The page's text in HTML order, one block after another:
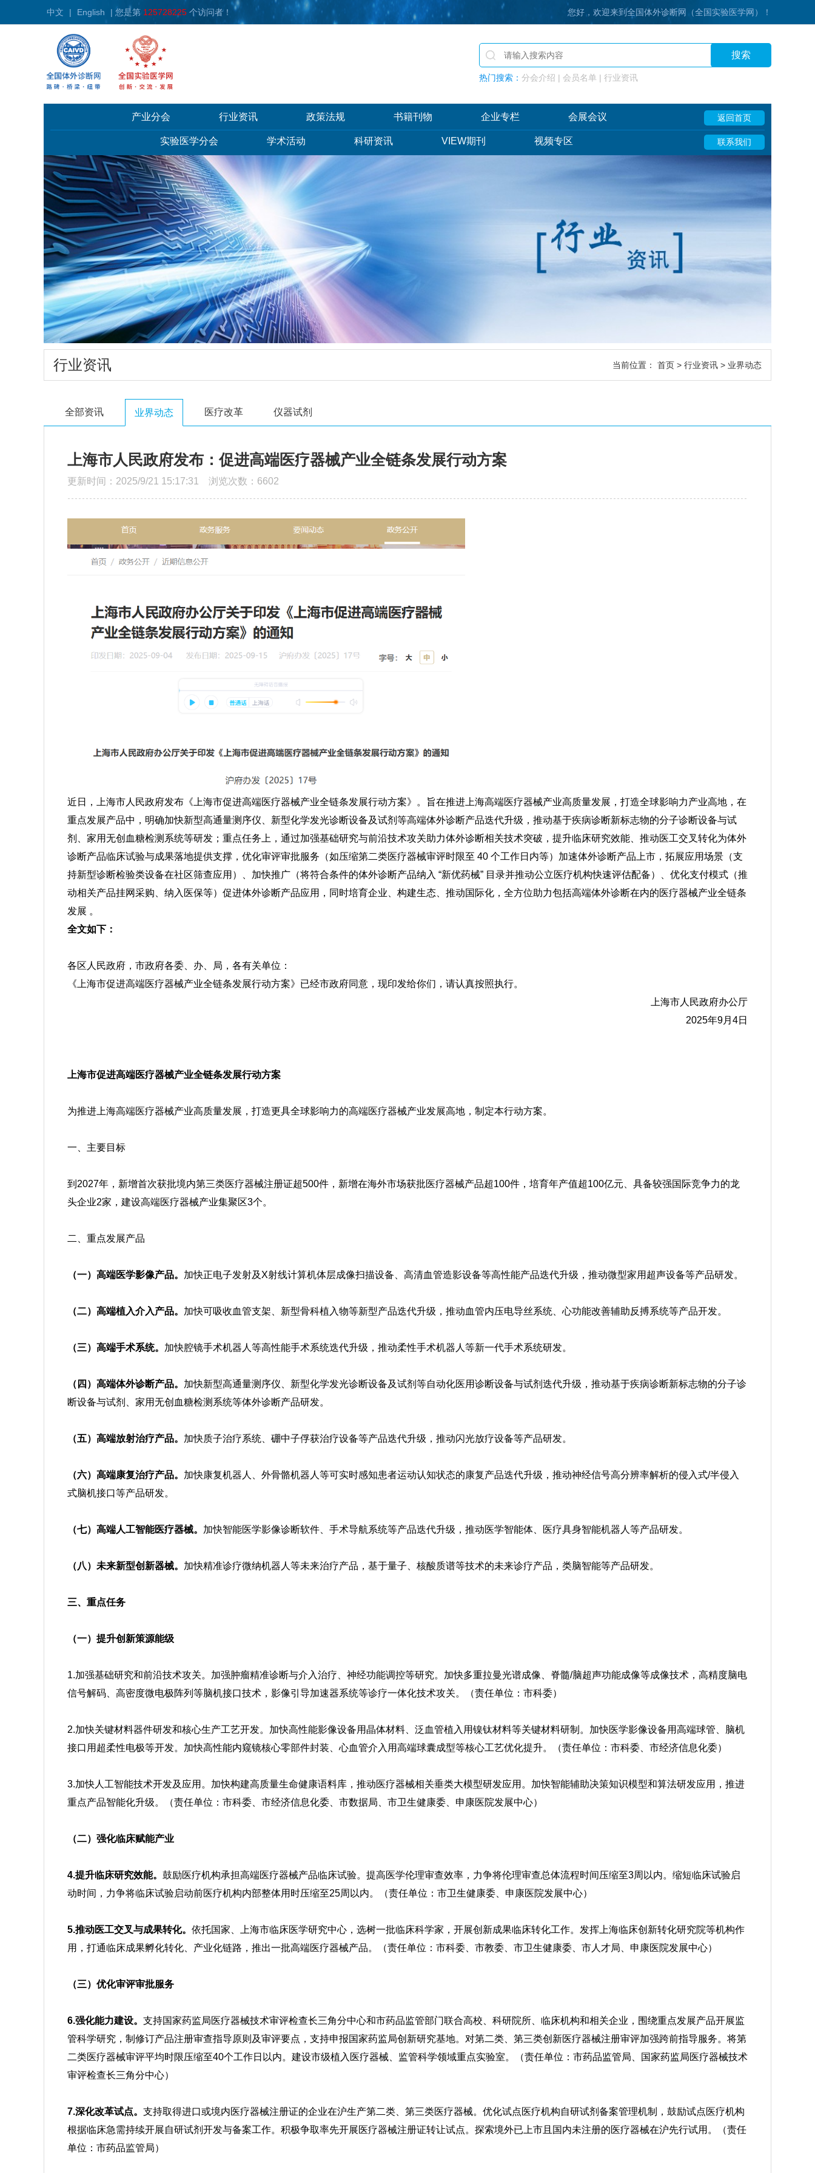
中文 | English | 您是第 125728225 个访问者！ 您好，欢迎来到全国体外诊断网（全国实验医学网）！
搜索
热门搜索： 分会介绍 | 会员名单 | 行业资讯
产业分会 行业资讯 政策法规 书籍刊物 企业专栏 会展会议 返回首页
实验医学分会 学术活动 科研资讯 VIEW期刊 视频专区 联系我们
行业资讯 当前位置： 首页 > 行业资讯 > 业界动态
全部资讯 业界动态 医疗改革 仪器试剂
上海市人民政府发布：促进高端医疗器械产业全链条发展行动方案
更新时间：2025/9/21 15:17:31 浏览次数：6602
近日，上海市人民政府发布《上海市促进高端医疗器械产业全链条发展行动方案》。旨在推进上海高端医疗器械产业高质量发展，打造全球影响力产业高地，在
重点发展产品中，明确加快新型高通量测序仪 、新型化学发光诊断设备及试剂等高端体外诊断产品迭代升级，推动基于疾病诊断新标志物的分子诊断设备与试
剂、家用无创血糖检测系统等研发；重点任务上，通过加强基础研究与前沿技术攻关助力体外诊断相关技术突破，提升临床研究效能、推动医工交叉转化为体外
诊断产品临床试验与成果落地提供支撑，优化审评审批服务（如压缩第二类医疗器械审评时限至 40 个工作日内等）加速体外诊断产品上市，拓展应用场景（支
持新型诊断检验类设备在社区筛查应用）、加快推广（将符合条件的体外诊断产品纳入 “新优药械” 目录并推动公立医疗机构快速评估配备）、优化支付模式（推
动相关产品挂网采购、纳入医保等）促进体外诊断产品应用，同时培育企业、构建生态、推动国际化，全方位助力包括高端体外诊断在内的医疗器械产业全链条
发展 。
全文如下：
各区人民政府，市政府各委、办、局，各有关单位：
《上海市促进高端医疗器械产业全链条发展行动方案》已经市政府同意，现印发给你们，请认真按照执行。
上海市人民政府办公厅
2025年9月4日
上海市促进高端医疗器械产业全链条发展行动方案
为推进上海高端医疗器械产业高质量发展，打造更具全球影响力的高端医疗器械产业发展高地，制定本行动方案。
一、主要目标
到2027年，新增首次获批境内第三类医疗器械注册证超500件，新增在海外市场获批医疗器械产品超100件，培育年产值超100亿元、具备较强国际竞争力的龙
头企业2家，建设高端医疗器械产业集聚区3个。
二、重点发展产品
（一） 高端医学影像产品。 加快正电子发射及X射线计算机体层成像扫描设备、高清血管造影设备等高性能产品迭代升级，推动微型家用超声设备等产品研发。
（二）高端植入介入产品。 加快可吸收血管支架、新型骨科植入物等新型产品迭代升级，推动血管内压电导丝系统、心功能改善辅助反搏系统等产品开发。
（三）高端手术系统。 加快腔镜手术机器人等高性能手术系统迭代升级，推动柔性手术机器人等新一代手术系统研发。
（四）高端体外诊断产品。 加快新型高通量测序仪、新型化学发光诊断设备及试剂等自动化医用诊断设备与试剂迭代升级，推动基于疾病诊断新标志物的分子诊
断设备与试剂、家用无创血糖检测系统等体外诊断产品研发。
（五）高端放射治疗产品。 加快质子治疗系统、硼中子俘获治疗设备等产品迭代升级，推动闪光放疗设备等产品研发。
（六）高端康复治疗产品。 加快康复机器人、外骨骼机器人等可实时感知患者运动认知状态的康复产品迭代升级，推动神经信号高分辨率解析的侵入式/半侵入
式脑机接口等产品研发。
（七）高端人工智能医疗器械。 加快智能医学影像诊断软件、手术导航系统等产品迭代升级，推动医学智能体、医疗具身智能机器人等产品研发。
（八）未来新型创新器械。 加快精准诊疗微纳机器人等未来治疗产品，基于量子、核酸质谱等技术的未来诊疗产品，类脑智能等产品研发。
三、重点任务
（一）提升创新策源能级
1.加强基础研究和前沿技术攻关。加强肿瘤精准诊断与介入治疗、神经功能调控等研究。加快多重拉曼光谱成像、脊髓/脑超声功能成像等成像技术，高精度脑电
信号解码、高密度微电极阵列等脑机接口技术，影像引导加速器系统等诊疗一体化技术攻关。（责任单位：市科委）
2.加快关键材料器件研发和核心生产工艺开发。加快高性能影像设备用晶体材料、泛血管植入用镍钛材料等关键材料研制。加快医学影像设备用高端球管、脑机
接口用超柔性电极等开发。加快高性能内窥镜核心零部件封装、心血管介入用高端球囊成型等核心工艺优化提升。（责任单位：市科委、市经济信息化委）
3.加快人工智能技术开发及应用。加快构建高质量生命健康语料库，推动医疗器械相关垂类大模型研发应用。加快智能辅助决策知识模型和算法研发应用，推进
重点产品智能化升级。（责任单位：市科委、市经济信息化委、市数据局、市卫生健康委、申康医院发展中心）
（二）强化临床赋能产业
4.提升临床研究效能。 鼓励医疗机构承担高端医疗器械产品临床试验。提高医学伦理审查效率，力争将伦理审查总体流程时间压缩至3周以内。缩短临床试验启
动时间，力争将临床试验启动前医疗机构内部整体用时压缩至25周以内。（责任单位：市卫生健康委、申康医院发展中心）
5.推动医工交叉与成果转化。 依托国家、上海市临床医学研究中心，选树一批临床科学家，开展创新成果临床转化工作。发挥上海临床创新转化研究院等机构作
用，打通临床成果孵化转化、产业化链路，推出一批高端医疗器械产品。（责任单位：市科委、市教委、市卫生健康委、市人才局、申康医院发展中心）
（三）优化审评审批服务
6.强化能力建设。 支持国家药监局医疗器械技术审评检查长三角分中心和市药品监管部门联合高校、科研院所、临床机构和相关企业，围绕重点发展产品开展监
管科学研究 ，制修订产品注册审查指导原则及审评要点，支持申报国家药监局创新研究基地。对第二类、第三类创新医疗器械注册审评加强跨前指导服务。将第
二类医疗器械审评平均时限压缩至40个工作日以内。建设市级植入医疗器械、监管科学领域重点实验室。（责任单位：市药品监管局、国家药监局医疗器械技术
审评检查长三角分中心）
7.深化改革试点。 支持取得进口或境内医疗器械注册证的企业在沪生产第二类、第三类医疗器械。优化试点医疗机构自研试剂备案管理机制，鼓励试点医疗机构
根据临床急需持续开展自研试剂开发与备案工作。积极争取率先开展医疗器械注册证转让试点。探索境外已上市且国内未注册的医疗器械在沪先行试用。（责任
单位：市药品监管局）